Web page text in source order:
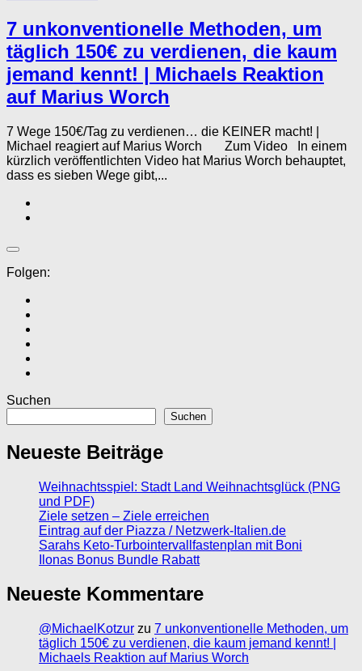
7 unkonventionelle Methoden, um
täglich 150€ zu verdienen, die kaum
jemand kennt! | Michaels Reaktion
auf Marius Worch
7 Wege 150€/Tag zu verdienen… die KEINER macht! |
Michael reagiert auf Marius Worch Zum Video In einem
kürzlich veröffentlichten Video hat Marius Worch behauptet,
dass es sieben Wege gibt,...
Folgen:
Suchen
Suchen
Neueste Beiträge
Weihnachtsspiel: Stadt Land Weihnachtsglück (PNG
und PDF)
Ziele setzen – Ziele erreichen
Eintrag auf der Piazza / Netzwerk-Italien.de
Sarahs Keto-Turbointervallfastenplan mit Boni
Ilonas Bonus Bundle Rabatt
Neueste Kommentare
@MichaelKotzur zu 7 unkonventionelle Methoden, um
täglich 150€ zu verdienen, die kaum jemand kennt! |
Michaels Reaktion auf Marius Worch